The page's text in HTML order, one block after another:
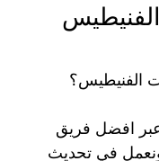
الفنيطيس؟
افضل فريق
في تحديث